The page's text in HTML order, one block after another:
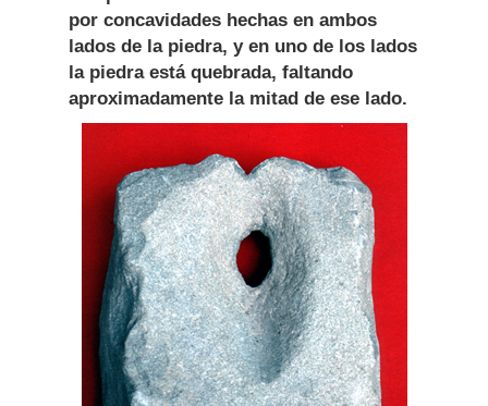
por concavidades hechas en ambos
lados de la piedra, y en uno de los lados
la piedra está quebrada, faltando
aproximadamente la mitad de ese lado.